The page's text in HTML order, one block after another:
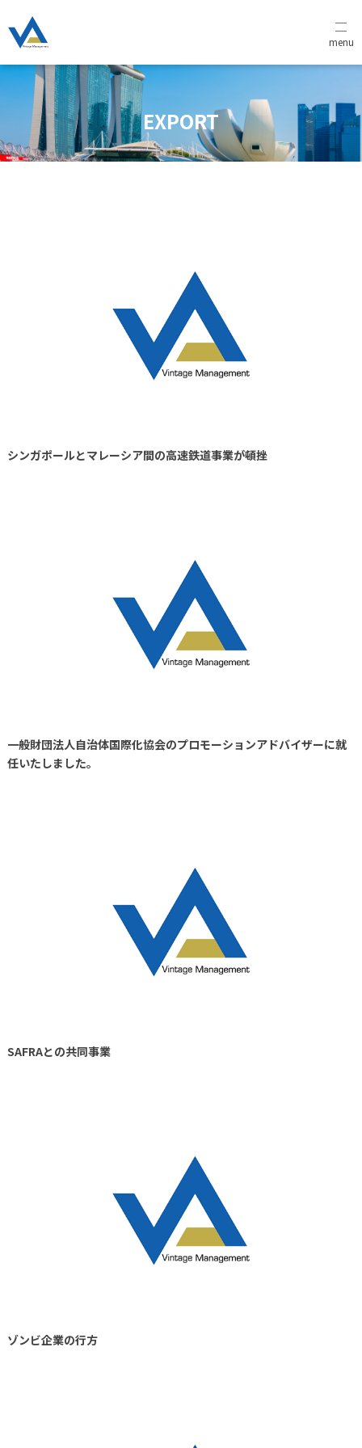
menu
EXPORT
シンガポールとマレーシア間の高速鉄道事業が頓挫
一般財団法人自治体国際化協会のプロモーションアドバイザーに就
任いたしました。
SAFRAとの共同事業
ゾンビ企業の行方